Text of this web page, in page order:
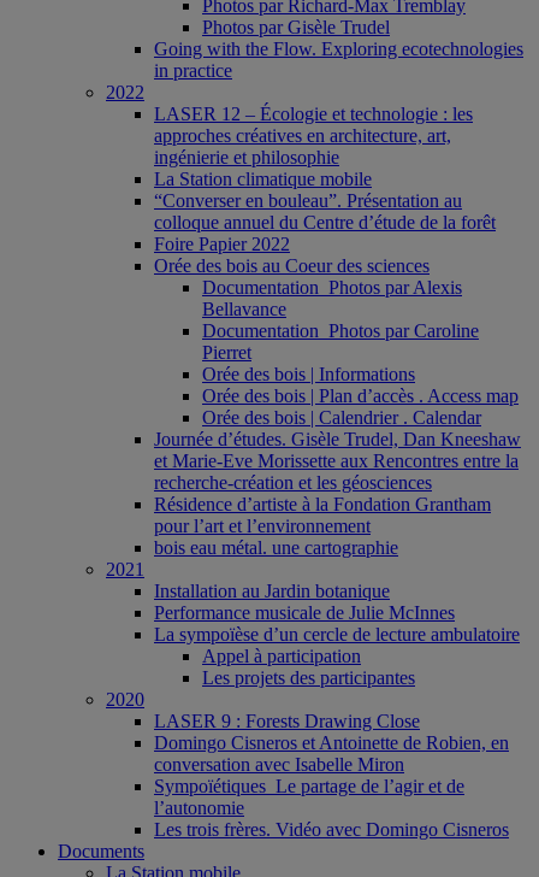
Photos par Richard-Max Tremblay
Photos par Gisèle Trudel
Going with the Flow. Exploring ecotechnologies
in practice
2022
LASER 12 – Écologie et technologie : les
approches créatives en architecture, art,
ingénierie et philosophie
La Station climatique mobile
“Converser en bouleau”. Présentation au
colloque annuel du Centre d’étude de la forêt
Foire Papier 2022
Orée des bois au Coeur des sciences
Documentation_Photos par Alexis
Bellavance
Documentation_Photos par Caroline
Pierret
Orée des bois | Informations
Orée des bois | Plan d’accès . Access map
Orée des bois | Calendrier . Calendar
Journée d’études. Gisèle Trudel, Dan Kneeshaw
et Marie-Eve Morissette aux Rencontres entre la
recherche-création et les géosciences
Résidence d’artiste à la Fondation Grantham
pour l’art et l’environnement
bois eau métal. une cartographie
2021
Installation au Jardin botanique
Performance musicale de Julie McInnes
La sympoïèse d’un cercle de lecture ambulatoire
Appel à participation
Les projets des participantes
2020
LASER 9 : Forests Drawing Close
Domingo Cisneros et Antoinette de Robien, en
conversation avec Isabelle Miron
Sympoïétiques_Le partage de l’agir et de
l’autonomie
Les trois frères. Vidéo avec Domingo Cisneros
Documents
La Station mobile